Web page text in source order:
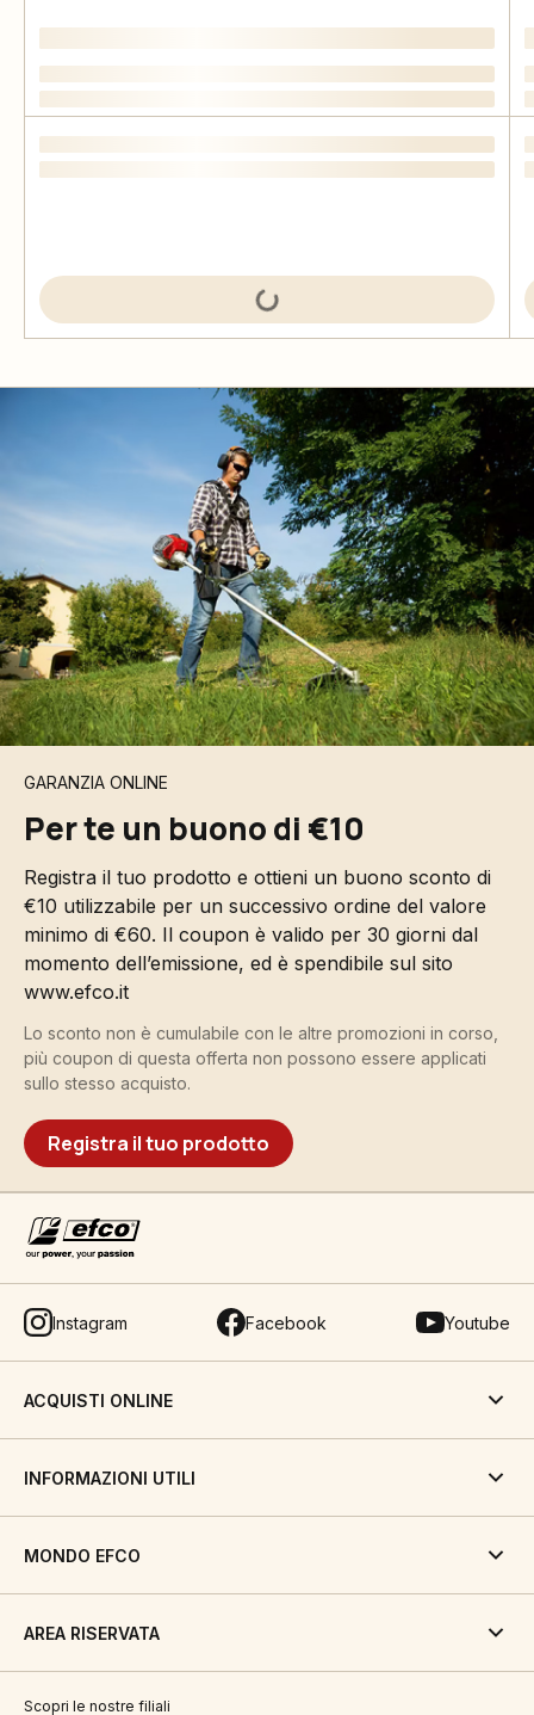
GARANZIA ONLINE
Per te un buono di €10
Registra il tuo prodotto e ottieni un buono sconto di
€10 utilizzabile per un successivo ordine del valore
minimo di €60. Il coupon è valido per 30 giorni dal
momento dell’emissione, ed è spendibile sul sito
www.efco.it
Lo sconto non è cumulabile con le altre promozioni in corso,
più coupon di questa offerta non possono essere applicati
sullo stesso acquisto.
Registra il tuo prodotto
Instagram Facebook Youtube
ACQUISTI ONLINE
INFORMAZIONI UTILI
MONDO EFCO
AREA RISERVATA
Scopri le nostre filiali